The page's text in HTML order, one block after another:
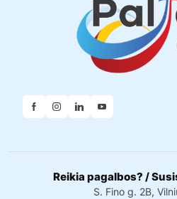
Reikia pagalbos? /
S. Fino g. 2B,